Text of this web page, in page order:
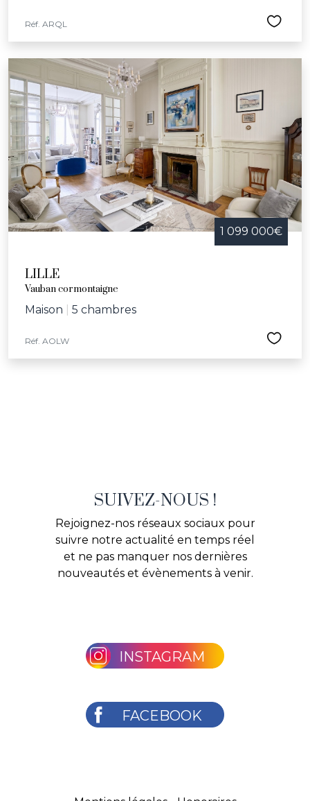
Réf. ARQL
1 099 000€
LILLE
Vauban cormontaigne
Maison 5 chambres
Réf. AOLW
SUIVEZ-NOUS !
Rejoignez-nos réseaux sociaux pour
suivre notre actualité en temps réel
et ne pas manquer nos dernières
nouveautés et évènements à venir.
INSTAGRAM
FACEBOOK